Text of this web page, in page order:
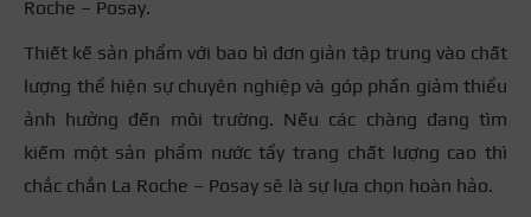
Roche – Posay.
Thiết kế sản phẩm với bao bì đơn giản tập trung vào chất
lượng thể hiện sự chuyên nghiệp và góp phần giảm thiểu
ảnh hưởng đến môi trường. Nếu các chàng đang tìm
kiếm một sản phẩm nước tẩy trang chất lượng cao thì
chắc chắn La Roche – Posay sẽ là sự lựa chọn hoàn hảo.